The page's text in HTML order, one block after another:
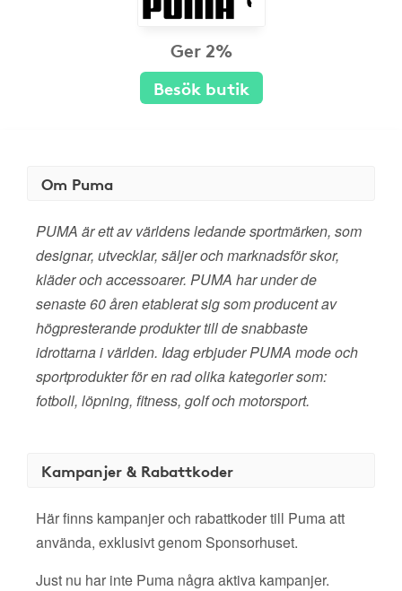
Ger 2%
Besök butik
Om Puma
PUMA är ett av världens ledande sportmärken, som
designar, utvecklar, säljer och marknadsför skor,
kläder och accessoarer. PUMA har under de
senaste 60 åren etablerat sig som producent av
högpresterande produkter till de snabbaste
idrottarna i världen. Idag erbjuder PUMA mode och
sportprodukter för en rad olika kategorier som:
fotboll, löpning, fitness, golf och motorsport.
Kampanjer & Rabattkoder
Här finns kampanjer och rabattkoder till Puma att
använda, exklusivt genom Sponsorhuset.
Just nu har inte Puma några aktiva kampanjer.